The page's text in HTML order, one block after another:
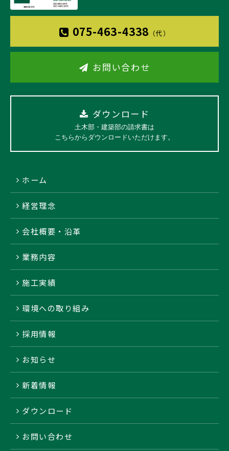
075-463-4338（代）
お問い合わせ
ダウンロード
土木部・建築部の請求書は
こちらからダウンロードいただけます。
ホーム
経営理念
会社概要・沿革
業務内容
施工実績
環境への取り組み
採用情報
お知らせ
新着情報
ダウンロード
お問い合わせ